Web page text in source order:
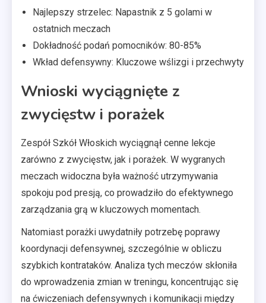
Najlepszy strzelec: Napastnik z 5 golami w
ostatnich meczach
Dokładność podań pomocników: 80-85%
Wkład defensywny: Kluczowe wślizgi i przechwyty
Wnioski wyciągnięte z
zwycięstw i porażek
Zespół Szkół Włoskich wyciągnął cenne lekcje
zarówno z zwycięstw, jak i porażek. W wygranych
meczach widoczna była ważność utrzymywania
spokoju pod presją, co prowadziło do efektywnego
zarządzania grą w kluczowych momentach.
Natomiast porażki uwydatniły potrzebę poprawy
koordynacji defensywnej, szczególnie w obliczu
szybkich kontrataków. Analiza tych meczów skłoniła
do wprowadzenia zmian w treningu, koncentrując się
na ćwiczeniach defensywnych i komunikacji między